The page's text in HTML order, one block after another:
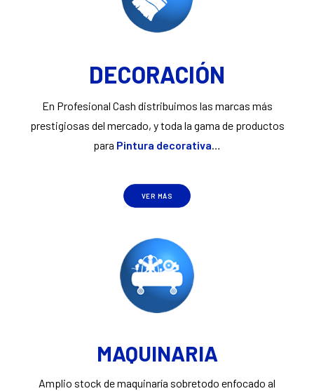
DECORACIÓN
En Profesional Cash distribuimos las marcas más
prestigiosas del mercado, y toda la gama de productos
para Pintura decorativa…
VER MÁS
MAQUINARIA
Amplio stock de maquinaría sobretodo enfocado al